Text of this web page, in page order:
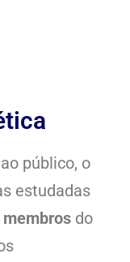
público, o
estudadas
do